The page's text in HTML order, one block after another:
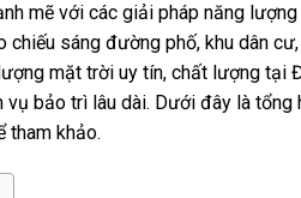
mẽ với các giải pháp năng
sáng đường phố, khu dân
mặt trời uy tín, chất lượng
vụ bảo trì lâu dài. Dưới đây là
tham khảo.